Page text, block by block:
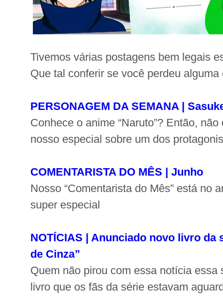
Tivemos várias postagens bem legais
Que tal conferir se você perdeu
PERSONAGEM DA SEMANA |
Conhece o anime “Naruto”? Então,
nosso especial sobre um dos
COMENTARISTA DO MÊS | Junho
Nosso “Comentarista do Mês” está no
super especial
NOTÍCIAS | Anunciado novo livro da
de Cinza”
Quem não pirou com essa notícia essa
livro que os fãs da série estavam